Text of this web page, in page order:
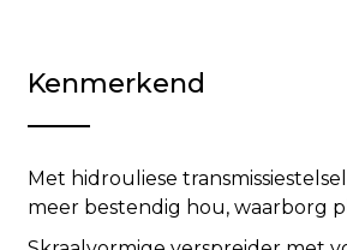
Kenmerkend
Met hidrouliese
meer bestendig hou, waarborg